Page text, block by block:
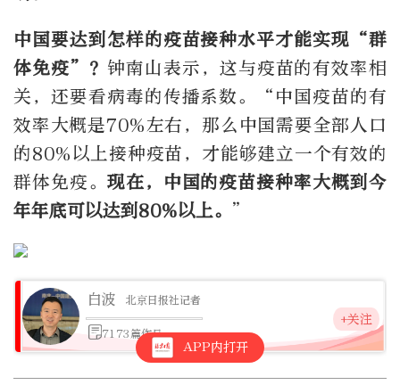
中国要达到怎样的疫苗接种水平才能实现“群
体免疫”？ 钟南山表示，这与疫苗的有效率相
关，还要看病毒的传播系数。“中国疫苗的有
效率大概是70%左右，那么中国需要全部人口
的80%以上接种疫苗，才能够建立一个有效的
群体免疫。 现在，中国的疫苗接种率大概到今
年年底可以达到80%以上。 ”
白波 北京日报社记者
7173篇作品
+关注
APP内打开